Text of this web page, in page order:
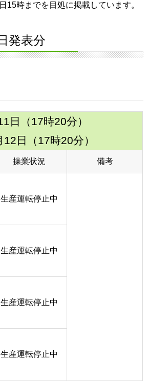
15時までを目処に掲載しています。
発表分
日（17時20分）
12日（17時20分）
操業状況 備考
生産運転停止中
生産運転停止中
生産運転停止中
生産運転停止中